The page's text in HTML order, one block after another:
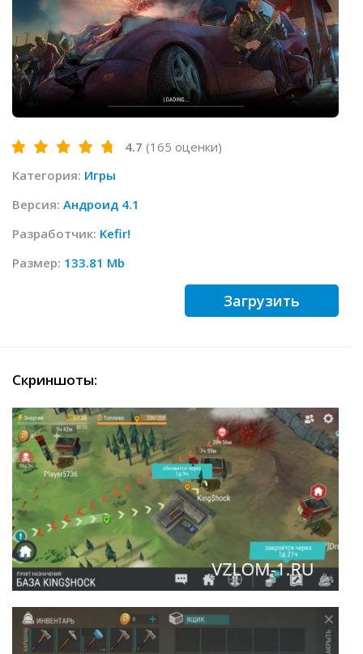
4.7 (165 оценки)
Категория: Игры
Версия: Андроид 4.1
Разработчик: Kefir!
Размер: 133.81 Mb
Загрузить
Скриншоты: